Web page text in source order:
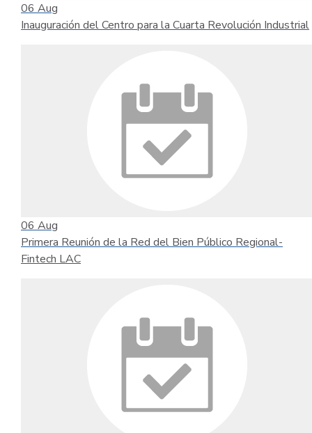
06 Aug
Inauguración del Centro para la Cuarta Revolución Industrial
06 Aug
Primera Reunión de la Red del Bien Público Regional-
Fintech LAC